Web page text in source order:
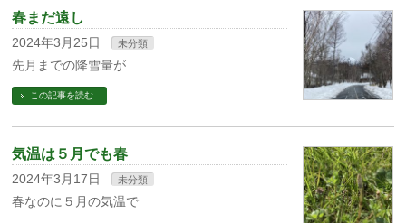
春まだ遠し
2024年3月25日 未分類
先月までの降雪量が
この記事を読む
気温は５月でも春
2024年3月17日 未分類
春なのに５月の気温で